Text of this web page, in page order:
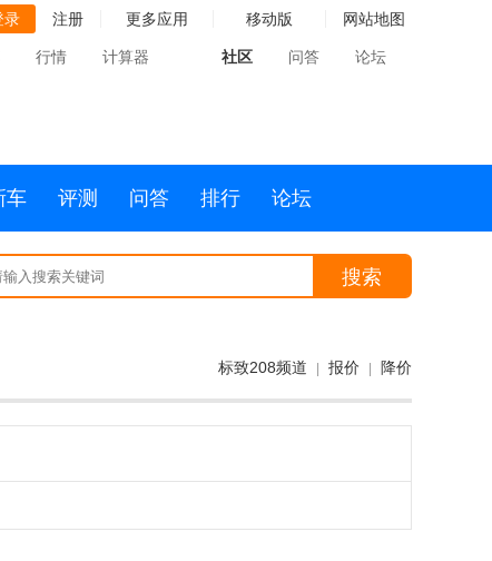
录 注册 更多应用 移动版 网站地图
行情 计算器 社区 问答 论坛
车 评测 问答 排行 论坛
搜索
标致208频道 报价 降价